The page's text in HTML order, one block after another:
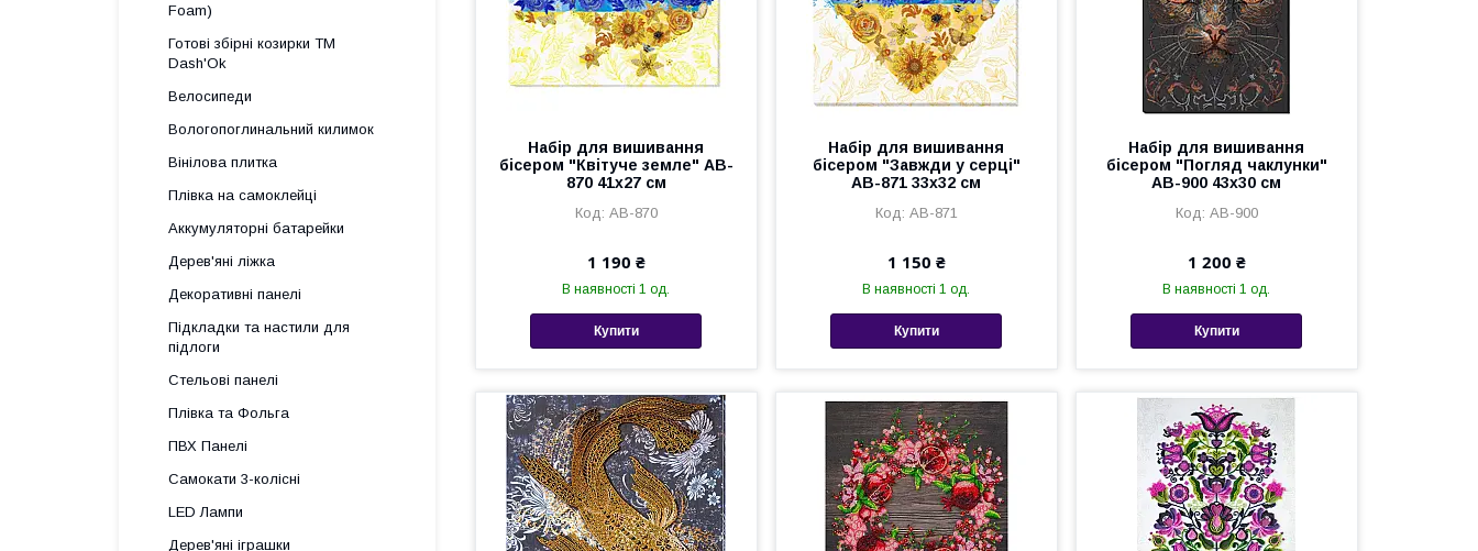
Набір для вишивання
бісером "Квітуче земле" AB-
870 41х27 см
AB-870
1 190 ₴
В наявності 1 од.
Купити
Набір для вишивання
бісером "Завжди у серці"
AB-871 33х32 см
AB-871
1 150 ₴
В наявності 1 од.
Купити
Набір для вишивання
бісером "Погляд чаклунки"
AB-900 43х30 см
AB-900
1 200 ₴
В наявності 1 од.
Купити
Foam)
Готові збірні козирки ТМ
Dash'Ok
Велосипеди
Вологопоглинальний килимок
Вінілова плитка
Плівка на самоклейці
Аккумуляторні батарейки
Дерев'яні ліжка
Декоративні панелі
Підкладки та настили для
підлоги
Стельові панелі
Плівка та Фольга
ПВХ Панелі
Самокати 3-колісні
LED Лампи
Дерев'яні іграшки